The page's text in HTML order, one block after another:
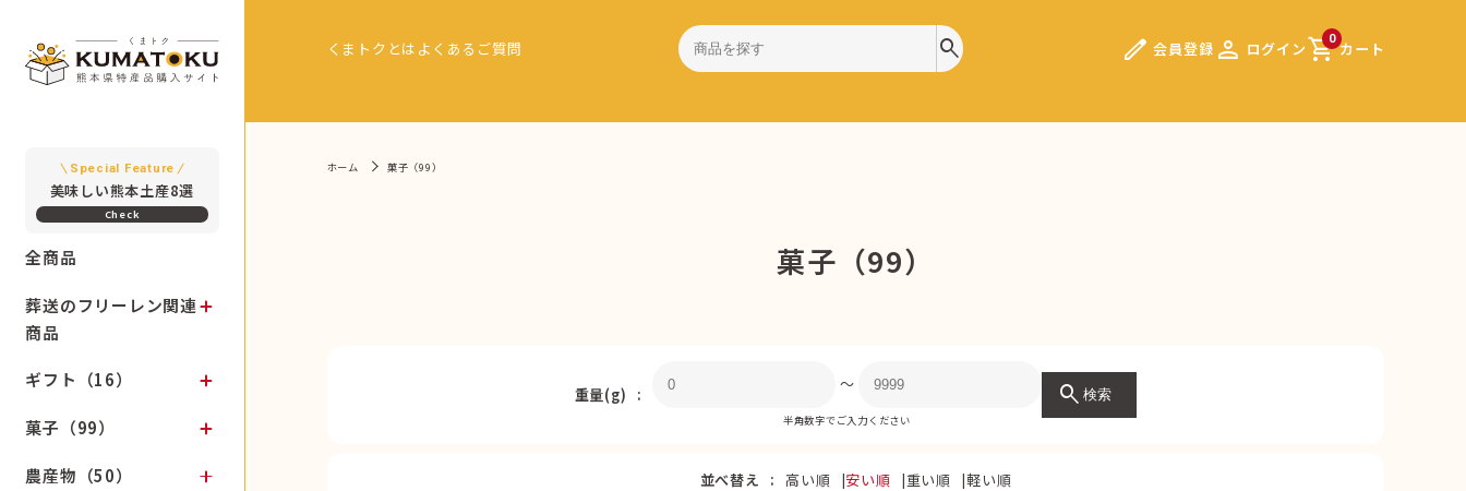
Special Feature
美味しい熊本土産8選
全商品
葬送のフリーレン関連
商品
ギフト（16）
菓子（99）
農産物（50）
くまトクとは よくあるご質問 search edit 会員登録 person ログイン 0
shopping_cartカート
ホーム 菓子（99）
菓子（99）
重量(g)
〜
半角数字でご入力ください
search 検索
並べ替え 高い順 安い順 重い順 軽い順